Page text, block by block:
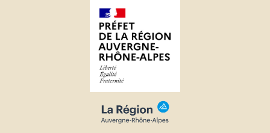
Ajouter à ma liste d'envies
Créer une nouvelle liste
Nom de la liste d'envies
Vous devez être connecté pour ajouter des produits
à votre liste d'envies.
Annuler